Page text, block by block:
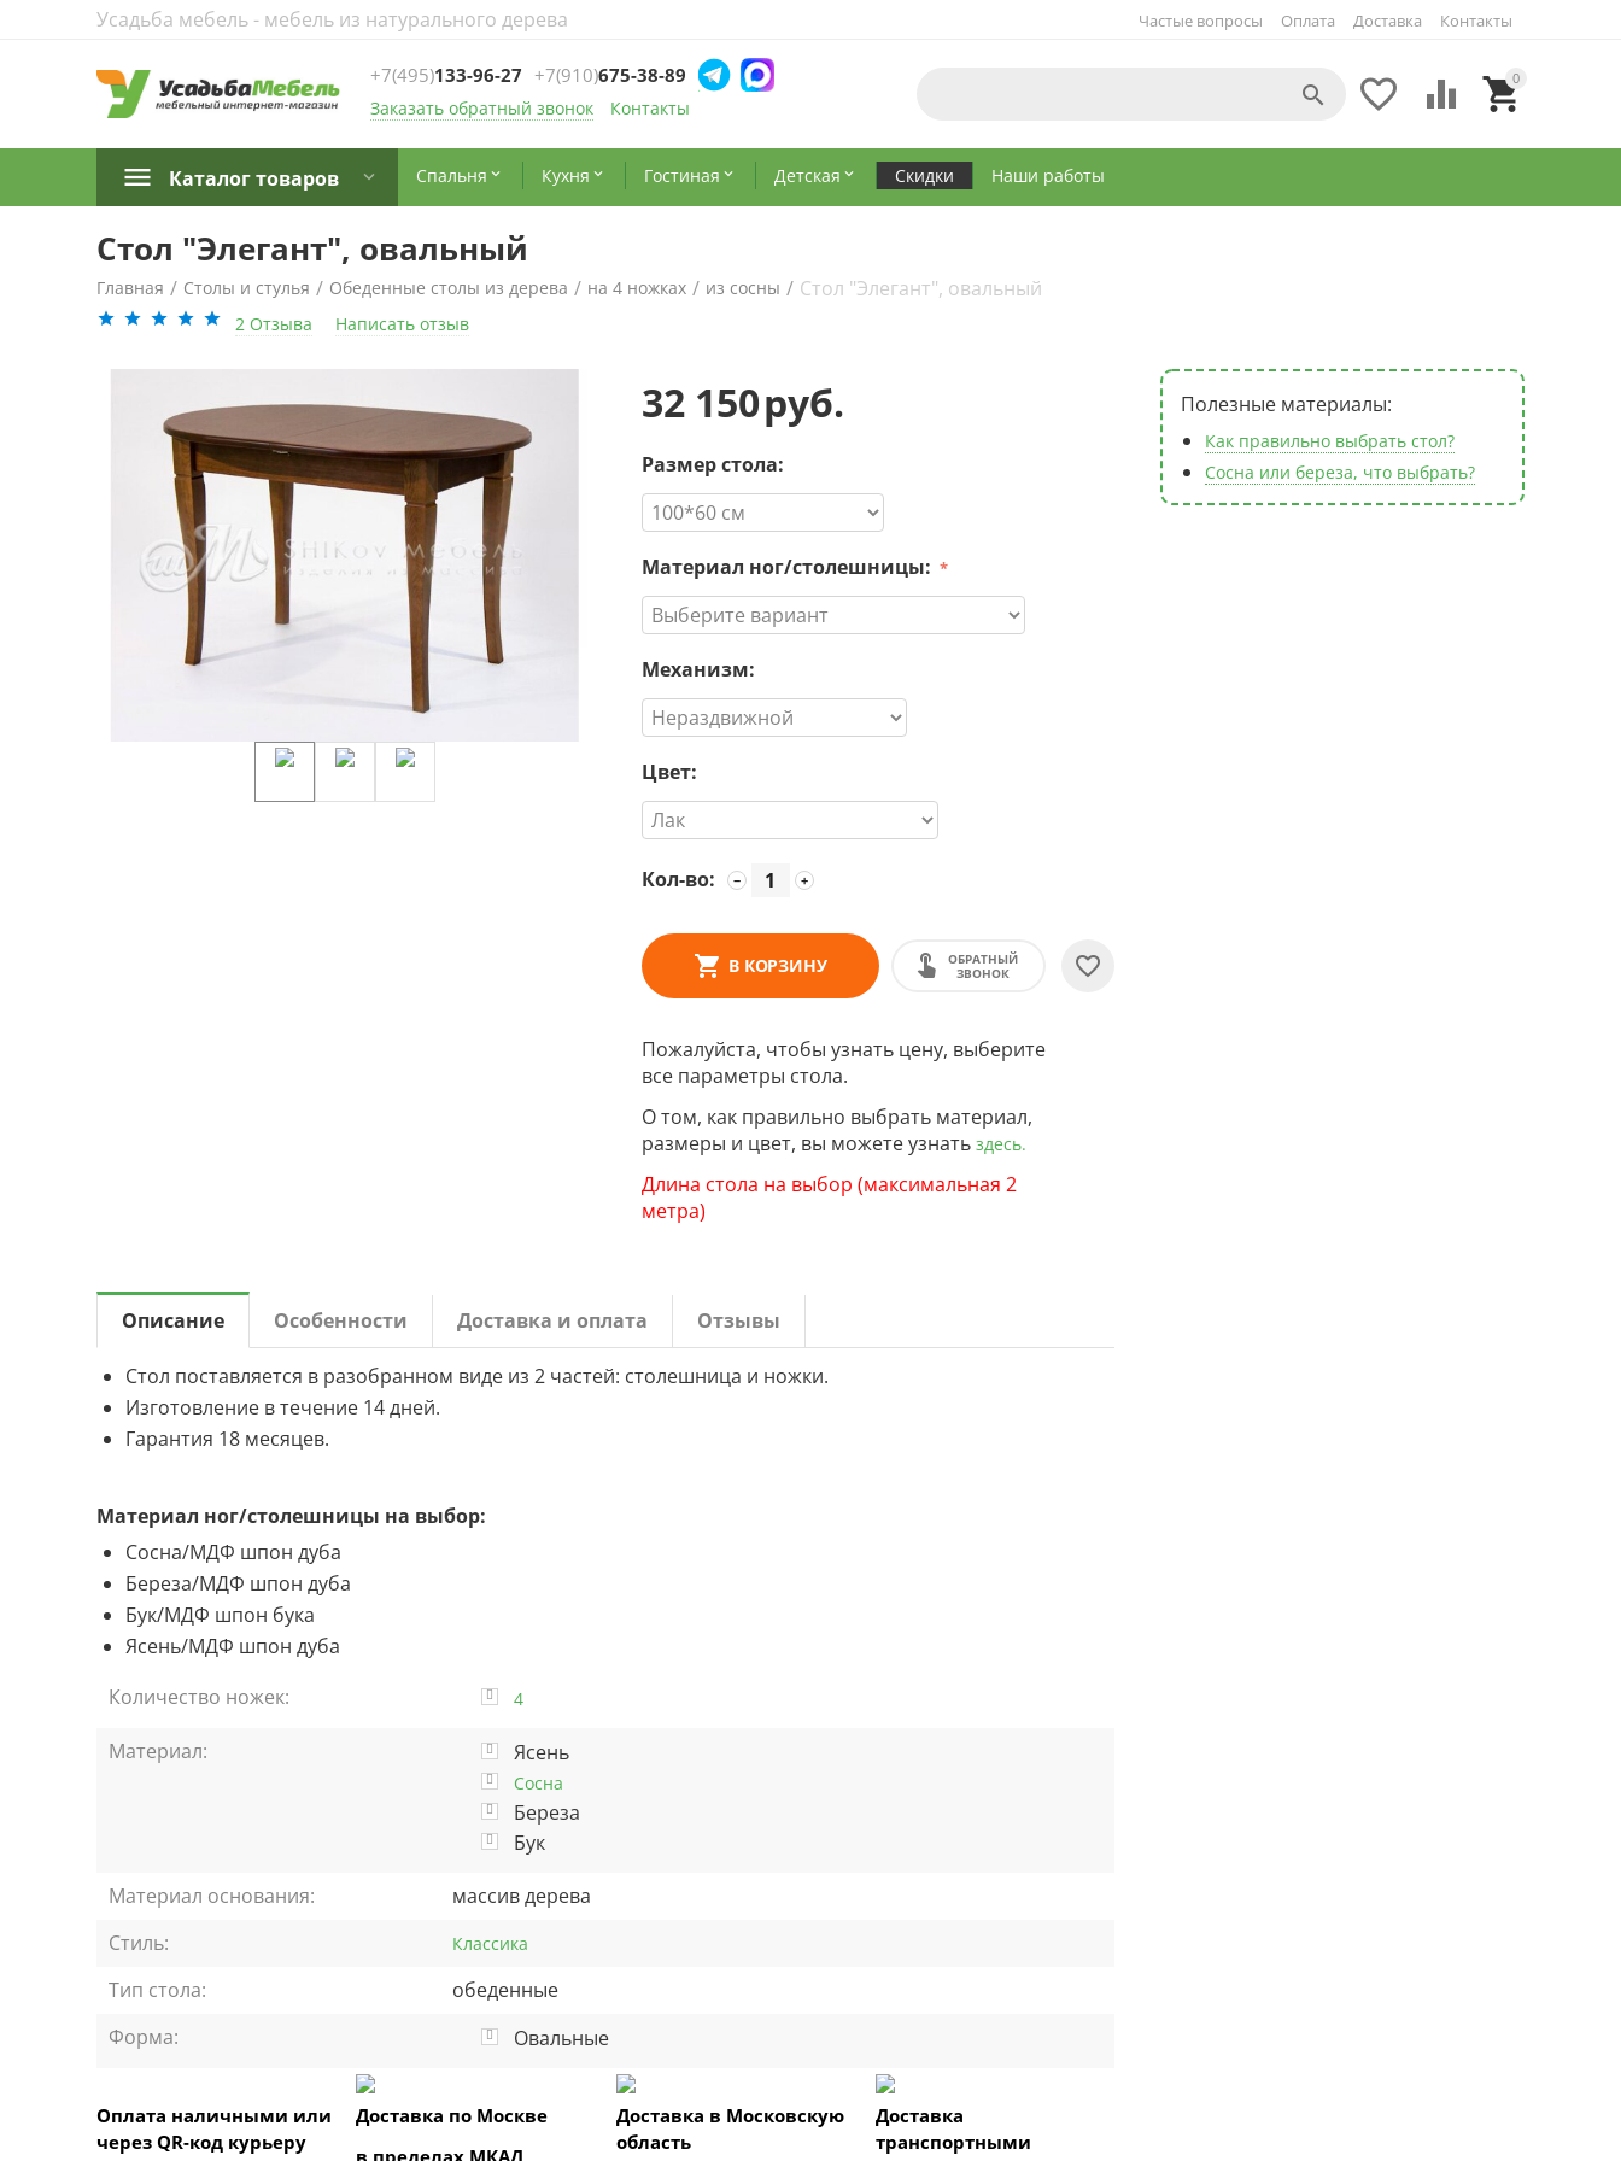
Усадьба мебель - мебель из натурального дерева Частые вопросы Оплата Доставка Контакты
+7(495)133-96-27 +7(910)675-38-89
Заказать обратный звонок Контакты
0

 

Каталог товаров Спальня  Кухня  Гостиная  Детская  Скидки Наши работы
Стол "Элегант", овальный
Главная / Столы и стулья / Обеденные столы из дерева / на 4 ножках / из сосны / Стол "Элегант", овальный
2 Отзыва Написать отзыв
32 150руб.
Размер стола:
Материал ног/столешницы:
Механизм:
Цвет:
Кол-во: +
−
В КОРЗИНУ
ОБРАТНЫЙ
ЗВОНОК
Пожалуйста, чтобы узнать цену, выберите
все параметры стола.
О том, как правильно выбрать материал,
размеры и цвет, вы можете узнать здесь.
Длина стола на выбор (максимальная 2
метра)
Полезные материалы:
Как правильно выбрать стол?
Сосна или береза, что выбрать?
Описание Особенности Доставка и оплата Отзывы
Стол поставляется в разобранном виде из 2 частей: столешница и ножки.
Изготовление в течение 14 дней.
Гарантия 18 месяцев.
Материал ног/столешницы на выбор:
Сосна/МДФ шпон дуба
Береза/МДФ шпон дуба
Бук/МДФ шпон бука
Ясень/МДФ шпон дуба
Количество ножек:
4
Материал: Ясень
Сосна
Береза
Бук
Материал основания:
массив дерева
Стиль:
Классика
Тип стола:
обеденные
Форма:
Овальные
Оплата наличными или
через QR-код курьеру
Доставка по Москве
в пределах МКАД
Доставка в Московскую
область
Доставка
транспортными